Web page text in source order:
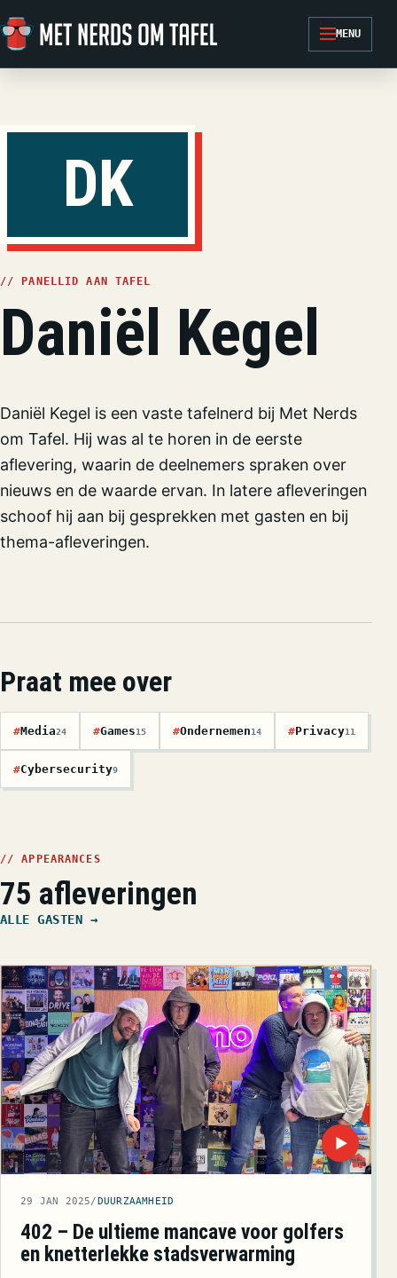
Ga naar de inhoud
MENU
DK
// PANELLID AAN TAFEL
Daniël Kegel
Daniël Kegel is een vaste tafelnerd bij Met Nerds
om Tafel. Hij was al te horen in de eerste
aflevering, waarin de deelnemers spraken over
nieuws en de waarde ervan. In latere afleveringen
schoof hij aan bij gesprekken met gasten en bij
thema-afleveringen.
Praat mee over
#Media24 #Games15 #Ondernemen14 #Privacy11
#Cybersecurity9
// APPEARANCES
75 afleveringen
ALLE GASTEN →
▶
29 JAN 2025/ DUURZAAMHEID
402 – De ultieme mancave voor golfers
en knetterlekke stadsverwarming